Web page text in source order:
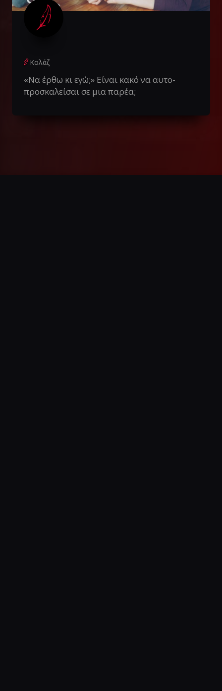
Κολάζ
«Να έρθω κι εγώ;» Είναι κακό να αυτο-
προσκαλείσαι σε μια παρέα;